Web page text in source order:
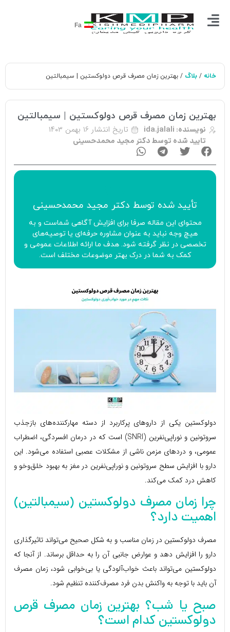
Fa
خانه / بلاگ / بهترین زمان مصرف قرص دولوکستین | سیمبالتین
بهترین زمان مصرف قرص دولوکستین | سیمبالتین
نویسنده: ida.jalali تاریخ انتشار ۱۶ بهمن ۱۴۰۳
تایید شده توسط دکتر مجید محمدحسینی
تأیید‌‌‌‌‌‌‌ شده توسط دکتر مجید محمدحسینی
محتوای این مقاله صرفا برای افزایش آگاهی شماست و به
هیچ وجه نباید به عنوان مشاوره حرفه‌ای یا توصیه‌های
تخصصی در نظر گرفته شود. هدف ما ارائه اطلاعات عمومی و
کمک به شما در درک بهتر موضوعات مختلف است.
دولوکستین یکی از داروهای پرکاربرد از دسته مهارکننده‌های بازجذب
سروتونین و نوراپی‌نفرین (SNRI) است که در درمان افسردگی، اضطراب
عمومی، و دردهای مزمن ناشی از مشکلات عصبی استفاده می‌شود. این
دارو با افزایش سطح سروتونین و نوراپی‌نفرین در مغز به بهبود خلق‌وخو و
کاهش درد کمک می‌کند.
چرا زمان مصرف دولوکستین (سیمبالتین)
اهمیت دارد؟
مصرف دولوکستین در زمان مناسب و به شکل صحیح می‌تواند تاثیرگذاری
دارو را افزایش دهد و عوارض جانبی آن را به حداقل برساند. از آنجا که
دولوکستین می‌تواند باعث خواب‌آلودگی یا بی‌خوابی شود، زمان مصرف
آن باید با توجه به واکنش بدن فرد مصرف‌کننده تنظیم شود.
صبح یا شب؟ بهترین زمان مصرف قرص
دولوکستین کدام است؟